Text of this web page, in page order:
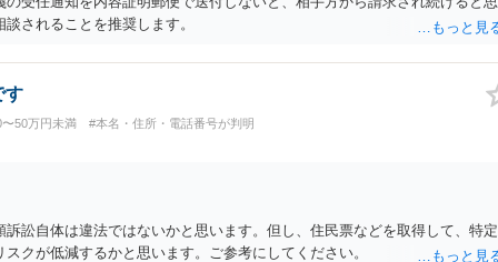
されることを推奨します。
す
〜50万円未満 #本名・住所・電話番号が判明
訴訟自体は違法ではないかと思います。但し、住民票などを取得して、特定
クが低減するかと思います。ご参考にしてください。